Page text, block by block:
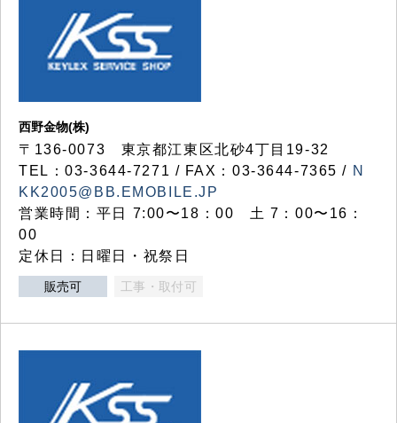
西野金物(株)
〒136-0073 東京都江東区北砂4丁目19-32
TEL：03‐3644‐7271 / FAX：03-3644-7365 / N
KK2005@BB.EMOBILE.JP
営業時間：平日 7:00〜18：00 土 7：00〜16：
00
定休日：日曜日・祝祭日
販売可 工事・取付可